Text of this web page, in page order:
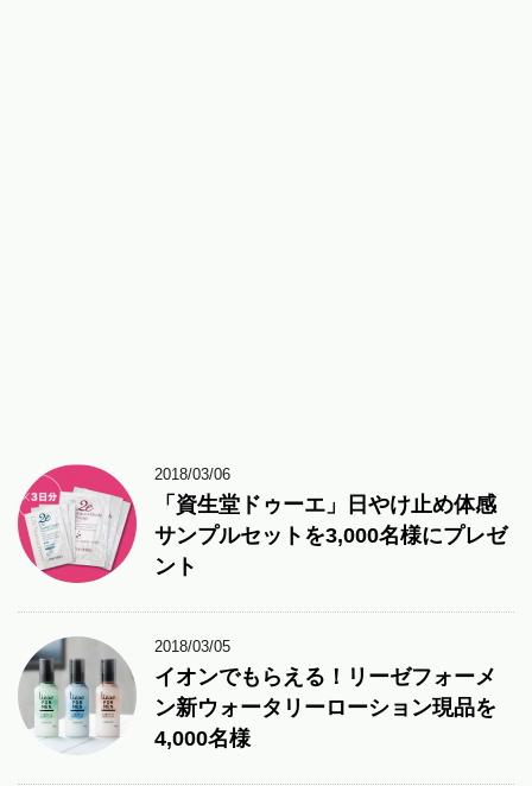
2018/03/06
「資生堂ドゥーエ」日やけ止め体感
サンプルセットを3,000名様にプレゼ
ント
2018/03/05
イオンでもらえる！リーゼフォーメ
ン新ウォータリーローション現品を
4,000名様